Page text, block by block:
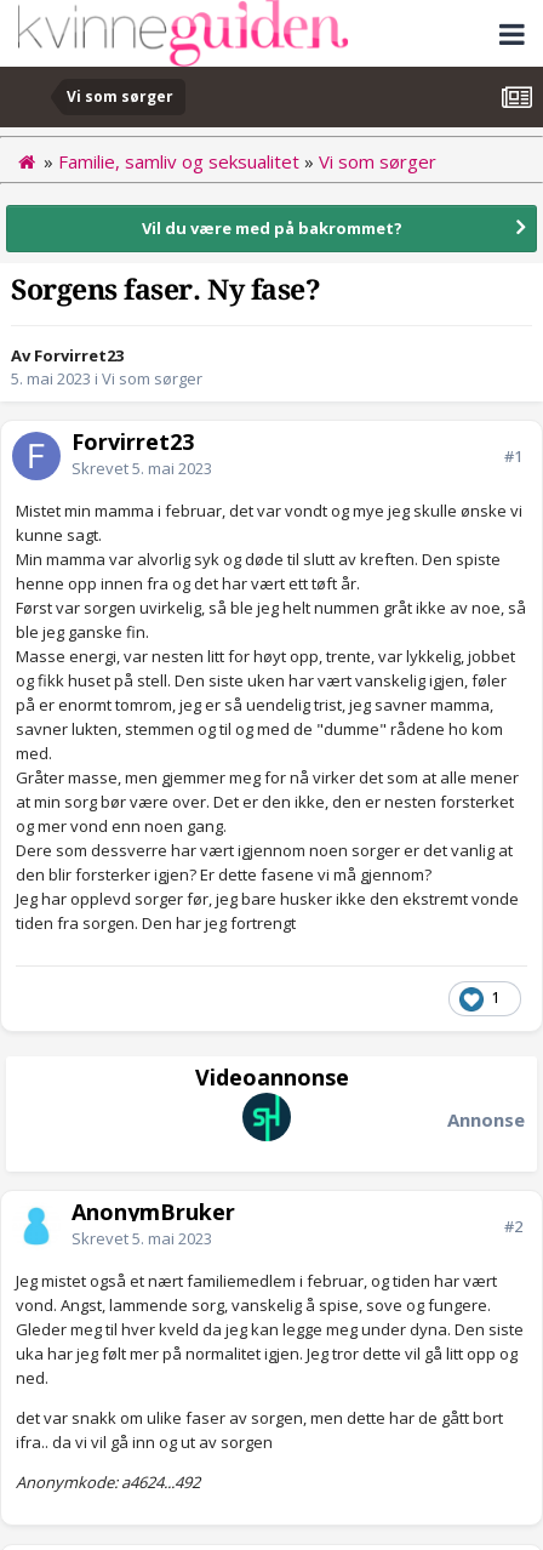
Vi som sørger
» Familie, samliv og seksualitet » Vi som sørger
Vil du være med på bakrommet?
Sorgens faser. Ny fase?
Av Forvirret23
5. mai 2023 i Vi som sørger
Forvirret23
Skrevet5. mai 2023
#1
Mistet min mamma i februar, det var vondt og mye jeg skulle ønske vi
kunne sagt.
Min mamma var alvorlig syk og døde til slutt av kreften. Den spiste
henne opp innen fra og det har vært ett tøft år.
Først var sorgen uvirkelig, så ble jeg helt nummen gråt ikke av noe, så
ble jeg ganske fin.
Masse energi, var nesten litt for høyt opp, trente, var lykkelig, jobbet
og fikk huset på stell. Den siste uken har vært vanskelig igjen, føler
på er enormt tomrom, jeg er så uendelig trist, jeg savner mamma,
savner lukten, stemmen og til og med de "dumme" rådene ho kom
med.
Gråter masse, men gjemmer meg for nå virker det som at alle mener
at min sorg bør være over. Det er den ikke, den er nesten forsterket
og mer vond enn noen gang.
Dere som dessverre har vært igjennom noen sorger er det vanlig at
den blir forsterker igjen? Er dette fasene vi må gjennom?
Jeg har opplevd sorger før, jeg bare husker ikke den ekstremt vonde
tiden fra sorgen. Den har jeg fortrengt
1
Videoannonse
Annonse
AnonymBruker
Skrevet5. mai 2023
#2
Jeg mistet også et nært familiemedlem i februar, og tiden har vært
vond. Angst, lammende sorg, vanskelig å spise, sove og fungere.
Gleder meg til hver kveld da jeg kan legge meg under dyna. Den siste
uka har jeg følt mer på normalitet igjen. Jeg tror dette vil gå litt opp og
ned.
det var snakk om ulike faser av sorgen, men dette har de gått bort
ifra.. da vi vil gå inn og ut av sorgen
Anonymkode: a4624...492